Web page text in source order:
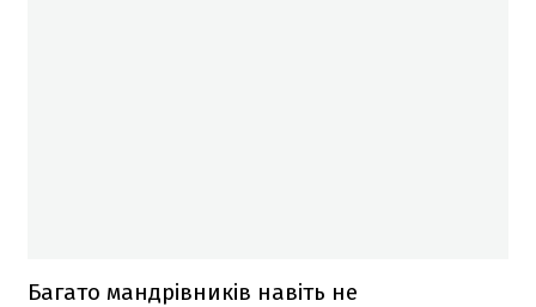
Багато мандрівників навіть не